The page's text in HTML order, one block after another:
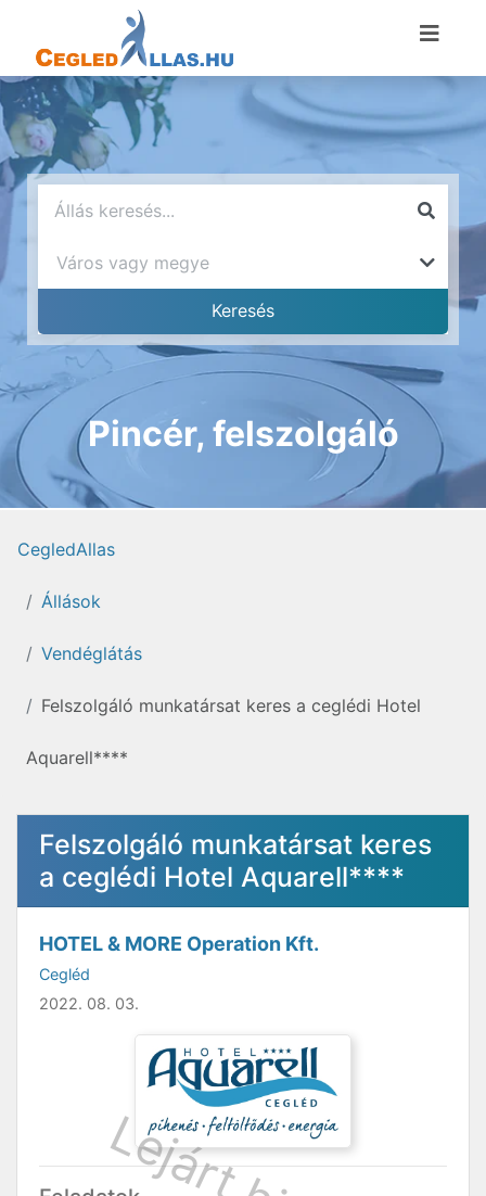
Pincér, felszolgáló
CegledAllas
Állások
Vendéglátás
Felszolgáló munkatársat keres a ceglédi Hotel
Aquarell****
Felszolgáló munkatársat keres
a ceglédi Hotel Aquarell****
HOTEL & MORE Operation Kft.
Cegléd
2022. 08. 03.